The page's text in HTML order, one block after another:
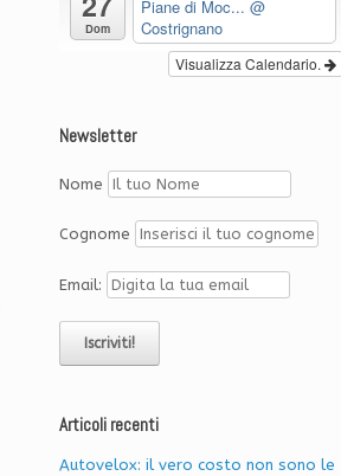
Dom
Piane di Moc... @
Costrignano
Visualizza Calendario.
Newsletter
Nome
Cognome
Email:
Articoli recenti
Autovelox: il vero costo non sono le